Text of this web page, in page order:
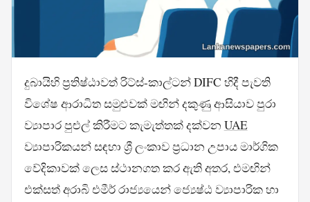
දුබායිහි ප්‍රතිෂ්ඨාවත් රිට්ස්-කාල්ටන් DIFC හිදී පැවති
විශේෂ ආරාධිත සමුළුවක් මඟින් දකුණු ආසියාව පුරා
ව්‍යාපාර පුළුල් කිරීමට කැමැත්තක් දක්වන UAE
ව්‍යාපාරිකයන් සඳහා ශ්‍රී ලංකාව ප්‍රධාන උපාය මාර්ගික
වේදිකාවක් ලෙස ස්ථානගත කර ඇති අතර, එමඟින්
එක්සත් අරාබි එමීර් රාජ්‍යයෙන් ජ්‍යෙෂ්ඨ ව්‍යාපාරික හා